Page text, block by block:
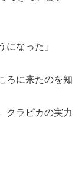
になった」
ろに来たのを知
クラピカの実力